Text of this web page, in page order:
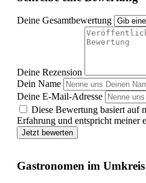
Deine Gesamtbewertung
Deine Rezension
Dein Name
Deine E-Mail-Adresse
Diese Bewertung basiert auf
Erfahrung und entspricht meiner
Jetzt bewerten
Gastronomen im